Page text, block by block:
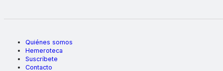
Quiénes somos
Hemeroteca
Suscríbete
Contacto